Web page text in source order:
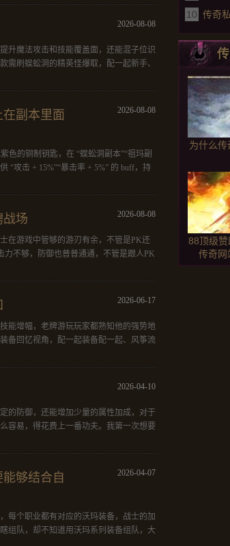
升魔法攻击和技能覆盖面，还能混子位识
需刷蜈蚣洞的精英怪爆取，配一起新手、
2026-08-08
副本里面
色的铜制钥匙，在 “蜈蚣洞副本”“祖玛副
“攻击 + 15%”“暴击率 + 5%” 的 buff，持
2026-08-08
战场
在游戏中管够的游刃有余，不管是PK还
力不够，防御也普普通通，不管是跟人PK
2026-08-08
能增幅，老牌游玩玩家都熟知他的强势地
备回忆视角，配一起装备配一起、风筝流
2026-06-17
的防御，还能增加少量的属性加成，对于
容易，得花费上一番功夫。我第一次想要
2026-04-10
够结合自
每个职业都有对应的沃玛装备，战士的加
组队，却不知道用沃玛系列装备组队，大
2026-04-07
狼传说
10 传奇
为什么传
88顶级赞
传奇网